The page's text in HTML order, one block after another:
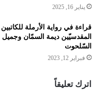
يناير 16, 2025
قراءة في رواية الأرملة للكاتبين
المقدسيّين ديمة السمّان وجميل
السّلحوت
فبراير 12, 2023
اترك تعليقاً